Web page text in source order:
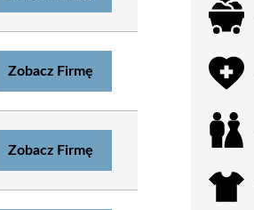
Zobacz Firmę
Zobacz Firmę